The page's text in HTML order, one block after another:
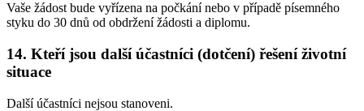
Vaše žádost bude vyřízena na počkání nebo v případě písemného
styku do 30 dnů od obdržení žádosti a diplomu.
14. Kteří jsou další účastníci (dotčení) řešení životní
situace
Další účastníci nejsou stanoveni.